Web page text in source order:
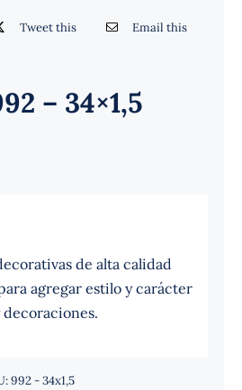
Tweet this Email this
– 34×1,5
de alta calidad
agregar estilo y carácter
992 - 34x1,5